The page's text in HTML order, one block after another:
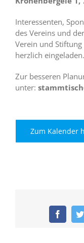
Interessenten,
des Vereins und
Verein und
herzlich eingeladen.
Zur besseren
unter:
Zum Kalender
Facebook